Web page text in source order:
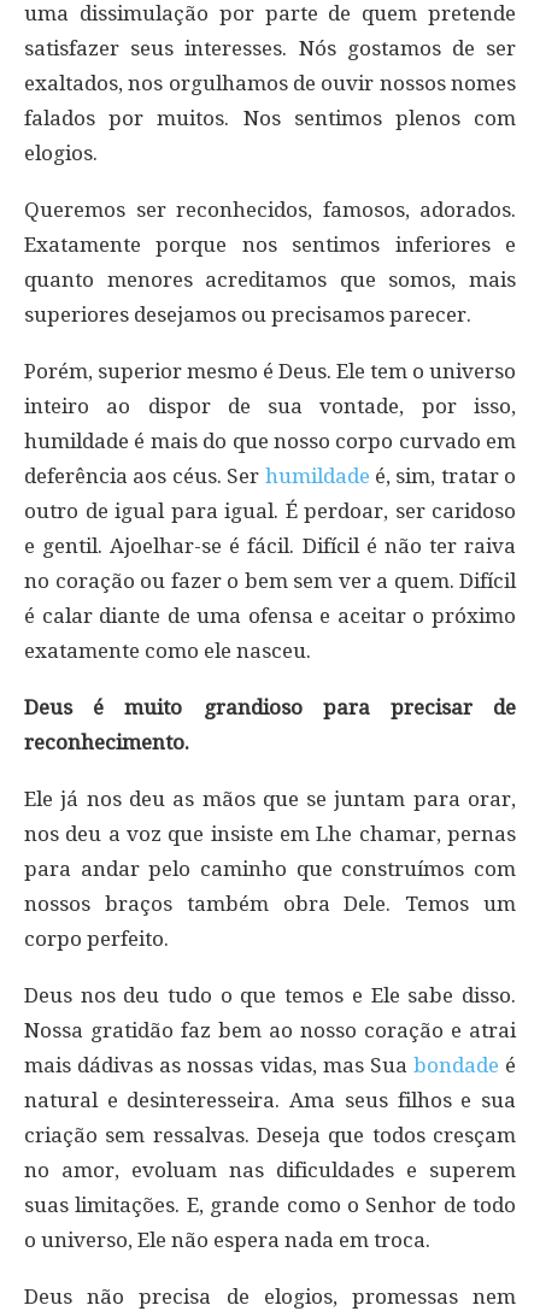
uma dissimulação por parte de quem pretende
satisfazer seus interesses. Nós gostamos de ser
exaltados, nos orgulhamos de ouvir nossos nomes
falados por muitos. Nos sentimos plenos com
elogios.
Queremos ser reconhecidos, famosos, adorados.
Exatamente porque nos sentimos inferiores e
quanto menores acreditamos que somos, mais
superiores desejamos ou precisamos parecer.
Porém, superior mesmo é Deus. Ele tem o universo
inteiro ao dispor de sua vontade, por isso,
humildade é mais do que nosso corpo curvado em
deferência aos céus. Ser humildade é, sim, tratar o
outro de igual para igual. É perdoar, ser caridoso
e gentil. Ajoelhar-se é fácil. Difícil é não ter raiva
no coração ou fazer o bem sem ver a quem. Difícil
é calar diante de uma ofensa e aceitar o próximo
exatamente como ele nasceu.
Deus é muito grandioso para precisar de
reconhecimento.
Ele já nos deu as mãos que se juntam para orar,
nos deu a voz que insiste em Lhe chamar, pernas
para andar pelo caminho que construímos com
nossos braços também obra Dele. Temos um
corpo perfeito.
Deus nos deu tudo o que temos e Ele sabe disso.
Nossa gratidão faz bem ao nosso coração e atrai
mais dádivas as nossas vidas, mas Sua bondade é
natural e desinteresseira. Ama seus filhos e sua
criação sem ressalvas. Deseja que todos cresçam
no amor, evoluam nas dificuldades e superem
suas limitações. E, grande como o Senhor de todo
o universo, Ele não espera nada em troca.
Deus não precisa de elogios, promessas nem